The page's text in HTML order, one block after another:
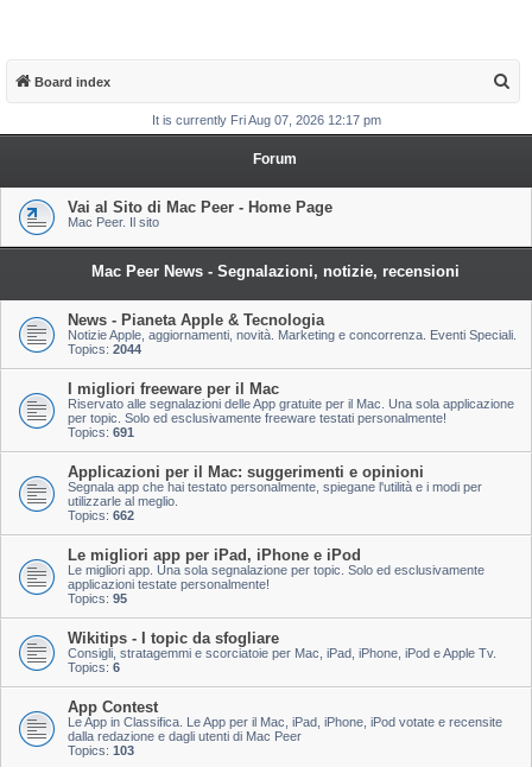
Board index
a
It is currently Fri Aug 07, 2026 12:17 pm
Forum
Vai al Sito di Mac Peer - Home Page
Mac Peer. Il sito
Mac Peer News - Segnalazioni, notizie, recensioni
News - Pianeta Apple & Tecnologia
Notizie Apple, aggiornamenti, novità. Marketing e concorrenza. Eventi Speciali.
Topics: 2044
I migliori freeware per il Mac
Riservato alle segnalazioni delle App gratuite per il Mac. Una sola applicazione
per topic. Solo ed esclusivamente freeware testati personalmente!
Topics: 691
Applicazioni per il Mac: suggerimenti e opinioni
Segnala app che hai testato personalmente, spiegane l'utilità e i modi per
utilizzarle al meglio.
Topics: 662
Le migliori app per iPad, iPhone e iPod
Le migliori app. Una sola segnalazione per topic. Solo ed esclusivamente
applicazioni testate personalmente!
Topics: 95
Wikitips - I topic da sfogliare
Consigli, stratagemmi e scorciatoie per Mac, iPad, iPhone, iPod e Apple Tv.
Topics: 6
App Contest
Le App in Classifica. Le App per il Mac, iPad, iPhone, iPod votate e recensite
dalla redazione e dagli utenti di Mac Peer
Topics: 103